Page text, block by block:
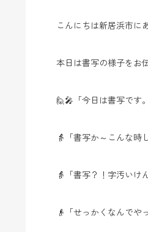
こんにちは新居浜市に
本日は書写の様子をお
🙋🎤「今日は書写です
👵「書写か～こんな時
👵「書写？！字汚いけ
👴「せっかくなんでや